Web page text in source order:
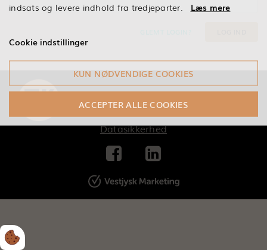
© 2026 Copyright ErhvervsKvinder - et
professionelt netværk
Datasikkerhed
 
indsats og levere indhold fra tredjeparter. Læs mere
Cookie indstillinger
KUN NØDVENDIGE COOKIES
ACCEPTER ALLE COOKIES